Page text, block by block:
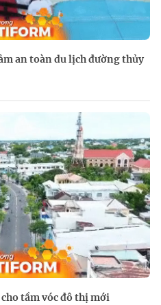
an toàn du lịch đường thủy
tầm vóc đô thị mới